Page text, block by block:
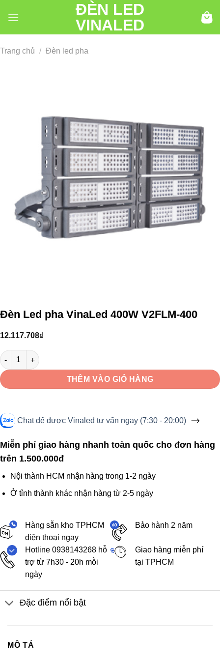
đến
ĐÈN LED
VINALED
Trang chủ / Đèn led pha
Đèn Led pha VinaLed 400W V2FLM-400
12.117.708₫
Đèn Led pha VinaLed 400W V2FLM-400 số lượng
THÊM VÀO GIỎ HÀNG
Chat để được Vinaled tư vấn ngay (7:30 - 20:00)
Miễn phí giao hàng nhanh toàn quốc cho đơn hàng
trên 1.500.000đ
Nội thành HCM nhận hàng trong 1-2 ngày
Ở tỉnh thành khác nhận hàng từ 2-5 ngày
Hàng sẵn kho TPHCM
điện thoại ngay
Bảo hành 2 năm
Hotline 0938143268 hỗ
trợ từ 7h30 - 20h mỗi
ngày
Giao hàng miễn phí
tại TPHCM
Đặc điểm nổi bật
MÔ TẢ